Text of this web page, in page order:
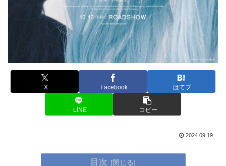
X Facebook はてブ
LINE コピー
2024.09.19
目次